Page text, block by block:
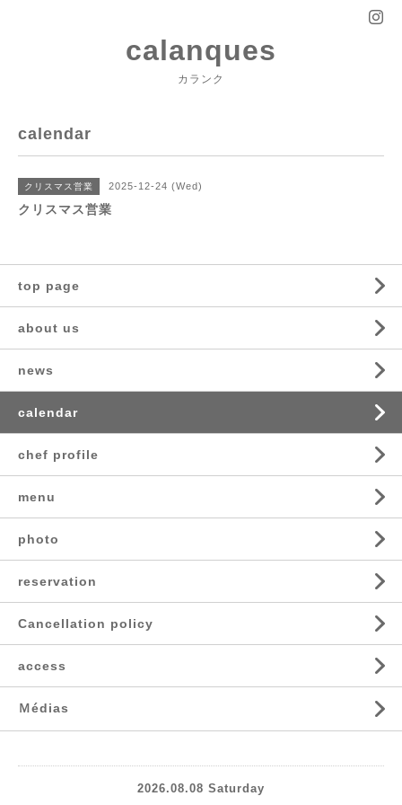
calanques
カランク
calendar
クリスマス営業 2025-12-24 (Wed)
クリスマス営業
top page
about us
news
calendar
chef profile
menu
photo
reservation
Cancellation policy
access
Ｍédias
2026.08.08 Saturday